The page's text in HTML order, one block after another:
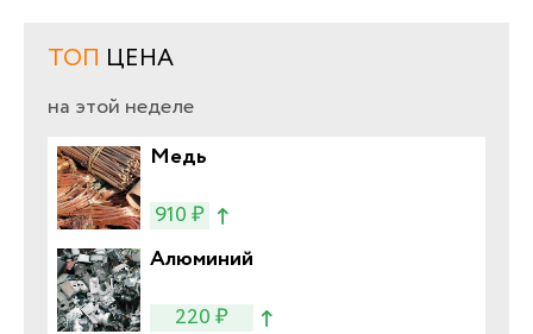
ТОП ЦЕНА
на этой неделе
Медь
910 ₽
Алюминий
220 ₽